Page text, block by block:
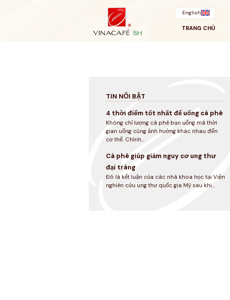
English
TRANG CHỦ
TIN NỔI BẬT
4 thời điểm tốt nhất để uống cà phê
Không chỉ lượng cà phê bạn uống mà thời
gian uống cũng ảnh hưởng khác nhau đến
cơ thể. Chính...
Cà phê giúp giảm nguy cơ ung thư
đại tràng
Đó là kết luận của các nhà khoa học tại Viện
nghiên cứu ung thư quốc gia Mỹ sau khi...